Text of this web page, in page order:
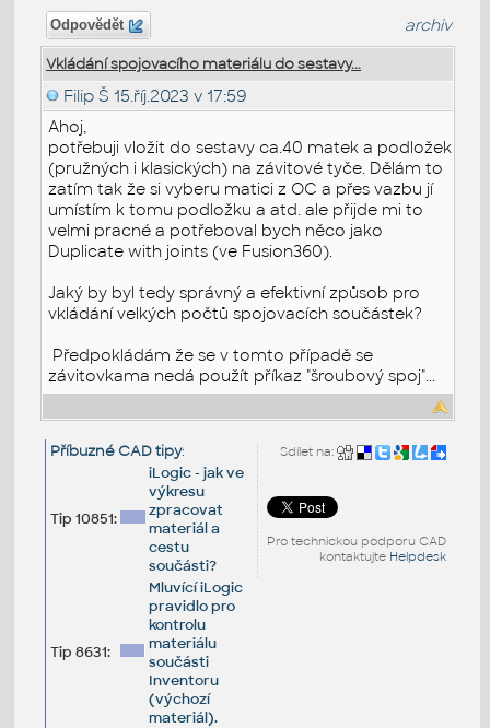
Odpovědět archiv
Vkládání spojovacího materiálu do sestavy...
Filip Š 15.říj.2023 v 17:59
Ahoj,
potřebuji vložit do sestavy ca.40 matek a podložek
(pružných i klasických) na závitové tyče. Dělám to
zatím tak že si vyberu matici z OC a přes vazbu jí
umístím k tomu podložku a atd. ale přijde mi to
velmi pracné a potřeboval bych něco jako
Duplicate with joints (ve Fusion360).
Jaký by byl tedy správný a efektivní způsob pro
vkládání velkých počtů spojovacích součástek?
Předpokládám že se v tomto případě se
závitovkama nedá použít příkaz "šroubový spoj"...
Sdílet na:
Pro technickou podporu CAD
kontaktujte Helpdesk
Příbuzné CAD tipy:
Tip 10851:
iLogic - jak ve
výkresu
zpracovat
materiál a
cestu
součásti?
Tip 8631:
Mluvící iLogic
pravidlo pro
kontrolu
materiálu
součásti
Inventoru
(výchozí
materiál).